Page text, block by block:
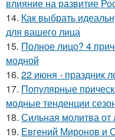
влияние на развитие
14. Как выбрать
для вашего лица
15. Полное лицо? 4
модной
16. 22 июня - праздник
17. Популярные
модные тенденции
18. Сильная молитва
19. Евгений Миронов и